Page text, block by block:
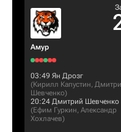
Амур
03:49 Ян Дрозг
(Кирилл Капустин,
Шевченко)
20:24 Дмитрий Шевченко
(Ефим Гуркин, Александр
Хохлачев)